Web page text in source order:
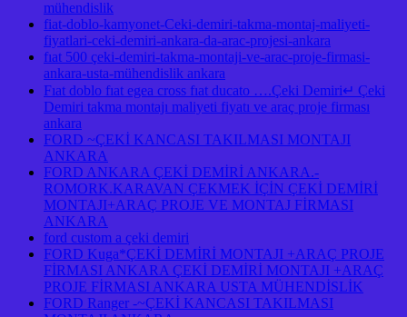
mühendislik
fiat-doblo-kamyonet-Ceki-demiri-takma-montaj-maliyeti-
fiyatlari-ceki-demiri-ankara-da-arac-projesi-ankara
fıat 500 çeki-demiri-takma-montaji-ve-arac-proje-firmasi-
ankara-usta-mühendislik ankara
Fıat doblo fıat egea cross fıat ducato ….Çeki Demiri↵ Çeki
Demiri takma montajı maliyeti fiyatı ve araç proje firması
ankara
FORD ~ÇEKİ KANCASI TAKILMASI MONTAJI
ANKARA
FORD ANKARA ÇEKİ DEMİRİ ANKARA.-
ROMORK.KARAVAN ÇEKMEK İÇİN ÇEKİ DEMİRİ
MONTAJI+ARAÇ PROJE VE MONTAJ FİRMASI
ANKARA
ford custom a çeki demiri
FORD Kuga*ÇEKİ DEMİRİ MONTAJI +ARAÇ PROJE
FİRMASI ANKARA ÇEKİ DEMİRİ MONTAJI +ARAÇ
PROJE FİRMASI ANKARA USTA MÜHENDİSLİK
FORD Ranger -~ÇEKİ KANCASI TAKILMASI